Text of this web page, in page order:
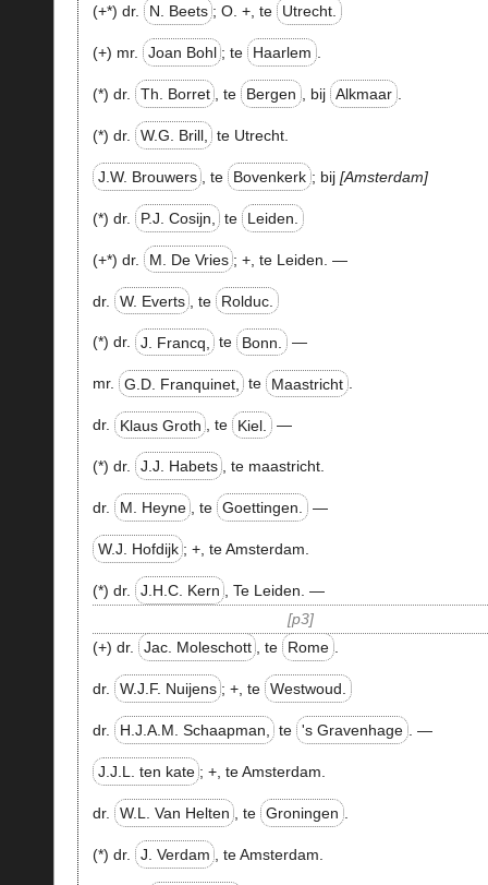
(+*) dr. N. Beets ; O.+ , te Utrecht.
(+) mr. Joan Bohl ; te Haarlem
(*) dr. Th. Borret , te Bergen , bij Alkmaar .
(*) dr. W.G. Brill, te Utrecht.
J.W. Brouwers , te Bovenkerk ; bij Amsterdam
(*) dr. P.J. Cosijn, te Leiden.
(+*) dr. M. De Vries ;+ , te Leiden. —
dr. W. Everts , te Rolduc.
(*) dr. J. Francq, te Bonn. —
mr. G.D. Franquinet, te Maastricht .
dr. Klaus Groth , te Kiel. —
(*) dr. J.J. Habets , te maastricht.
dr. M. Heyne , te Goettingen. —
W.J. Hofdijk ;+, te Amsterdam.
(*) dr. J.H.C. Kern , Te Leiden. —
p3
(+) dr.
Jac. Moleschott , te Rome .
dr. W.J.F. Nuijens ;+ , te Westwoud.
dr. H.J.A.M. Schaapman, te 's Gravenhage . —
J.J.L. ten kate ;+ , te Amsterdam.
dr. W.L. Van Helten , te Groningen
(*) dr. J. Verdam , te Amsterdam.